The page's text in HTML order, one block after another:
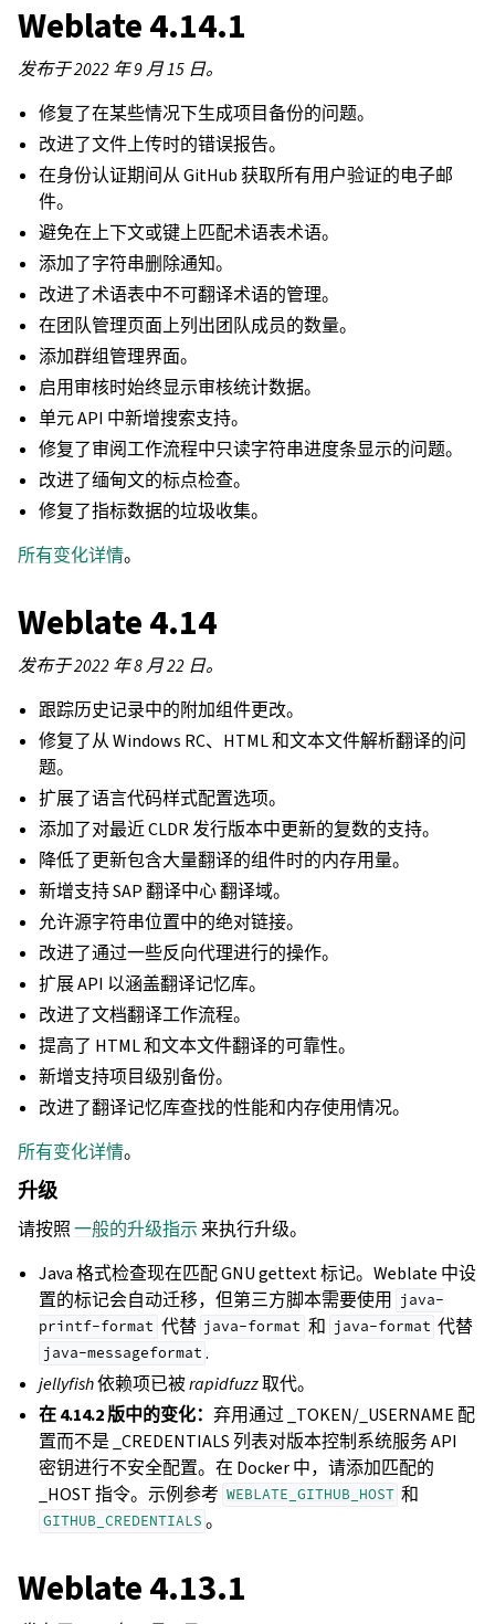
Weblate 4.14.1
发布于 2022 年 9 月 15 日。
修复了在某些情况下生成项目备份的问题。
改进了文件上传时的错误报告。
在身份认证期间从 GitHub 获取所有用户验证的电子邮
件。
避免在上下文或键上匹配术语表术语。
添加了字符串删除通知。
改进了术语表中不可翻译术语的管理。
在团队管理页面上列出团队成员的数量。
添加群组管理界面。
启用审核时始终显示审核统计数据。
单元 API 中新增搜索支持。
修复了审阅工作流程中只读字符串进度条显示的问题。
改进了缅甸文的标点检查。
修复了指标数据的垃圾收集。
所有变化详情。
Weblate 4.14
发布于 2022 年 8 月 22 日。
跟踪历史记录中的附加组件更改。
修复了从 Windows RC、HTML 和文本文件解析翻译的问
题。
扩展了语言代码样式配置选项。
添加了对最近 CLDR 发行版本中更新的复数的支持。
降低了更新包含大量翻译的组件时的内存用量。
新增支持 SAP 翻译中心 翻译域。
允许源字符串位置中的绝对链接。
改进了通过一些反向代理进行的操作。
扩展 API 以涵盖翻译记忆库。
改进了文档翻译工作流程。
提高了 HTML 和文本文件翻译的可靠性。
新增支持项目级别备份。
改进了翻译记忆库查找的性能和内存使用情况。
所有变化详情。
升级
请按照一般的升级指示 来执行升级。
Java 格式检查现在匹配 GNU gettext 标记。Weblate 中设
置的标记会自动迁移，但第三方脚本需要使用 java-
printf-format 代替 java-format 和 java-format 代替
java-messageformat .
jellyfish依赖项已被rapidfuzz取代。
在 4.14.2 版中的变化：弃用通过 _TOKEN/_USERNAME 配
置而不是 _CREDENTIALS 列表对版本控制系统服务 API
密钥进行不安全配置。在 Docker 中，请添加匹配的
_HOST 指令。示例参考 WEBLATE_GITHUB_HOST 和
GITHUB_CREDENTIALS 。
Weblate 4.13.1